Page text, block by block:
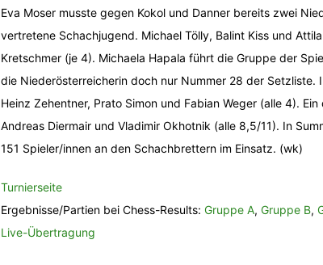
Eva Moser musste gegen Kokol und Danner bereits zwei
vertretene Schachjugend. Michael Tölly, Balint Kiss und
Kretschmer (je 4). Michaela Hapala führt die Gruppe der
die Niederösterreicherin doch nur Nummer 28 der
Heinz Zehentner, Prato Simon und Fabian Weger (alle 4).
Andreas Diermair und Vladimir Okhotnik (alle 8,5/11). In
151 Spieler/innen an den Schachbrettern im Einsatz. (wk)
Turnierseite
Ergebnisse/Partien bei Chess-Results: Gruppe A, Gruppe B,
Live-Übertragung